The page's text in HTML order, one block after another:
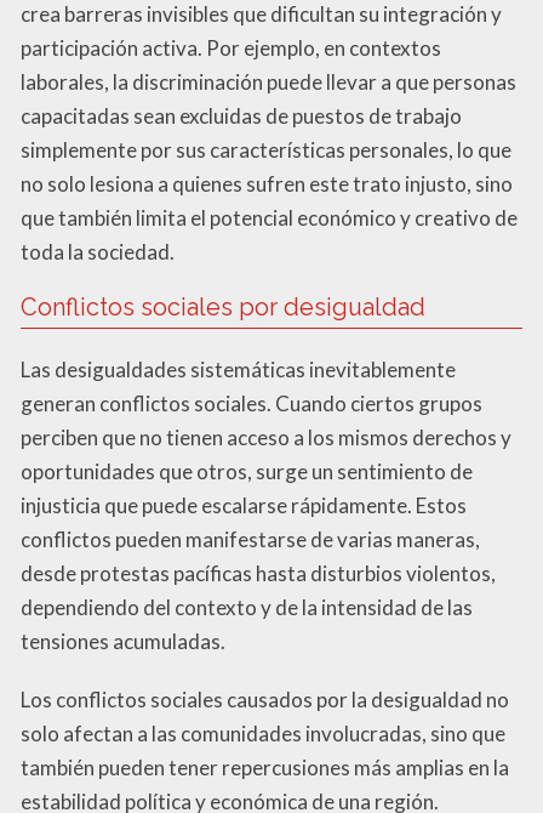
crea barreras invisibles que dificultan su integración y
participación activa. Por ejemplo, en contextos
laborales, la discriminación puede llevar a que personas
capacitadas sean excluidas de puestos de trabajo
simplemente por sus características personales, lo que
no solo lesiona a quienes sufren este trato injusto, sino
que también limita el potencial económico y creativo de
toda la sociedad.
Conflictos sociales por desigualdad
Las desigualdades sistemáticas inevitablemente
generan conflictos sociales. Cuando ciertos grupos
perciben que no tienen acceso a los mismos derechos y
oportunidades que otros, surge un sentimiento de
injusticia que puede escalarse rápidamente. Estos
conflictos pueden manifestarse de varias maneras,
desde protestas pacíficas hasta disturbios violentos,
dependiendo del contexto y de la intensidad de las
tensiones acumuladas.
Los conflictos sociales causados por la desigualdad no
solo afectan a las comunidades involucradas, sino que
también pueden tener repercusiones más amplias en la
estabilidad política y económica de una región.